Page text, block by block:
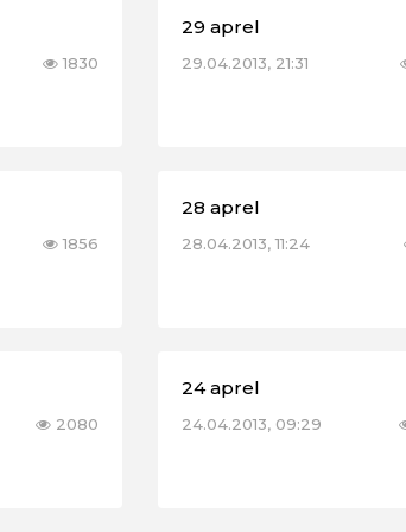
1830
29 aprel
29.04.2013, 21:31
1856
28 aprel
28.04.2013, 11:24
2080
24 aprel
24.04.2013, 09:29